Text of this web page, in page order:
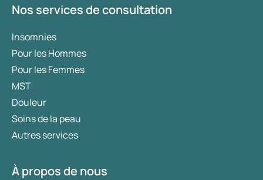
Nos services de consultation
Insomnies
Pour les Hommes
Pour les Femmes
MST
Douleur
Soins de la peau
Autres services
À propos de nous